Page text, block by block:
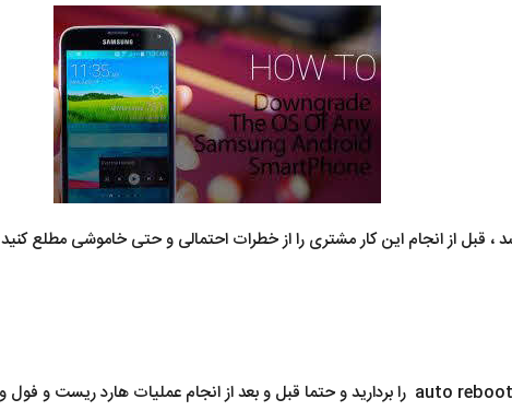
، قبل از انجام این کار مشتری را از خطرات احتمالی و حتی خاموشی مطلع کنید